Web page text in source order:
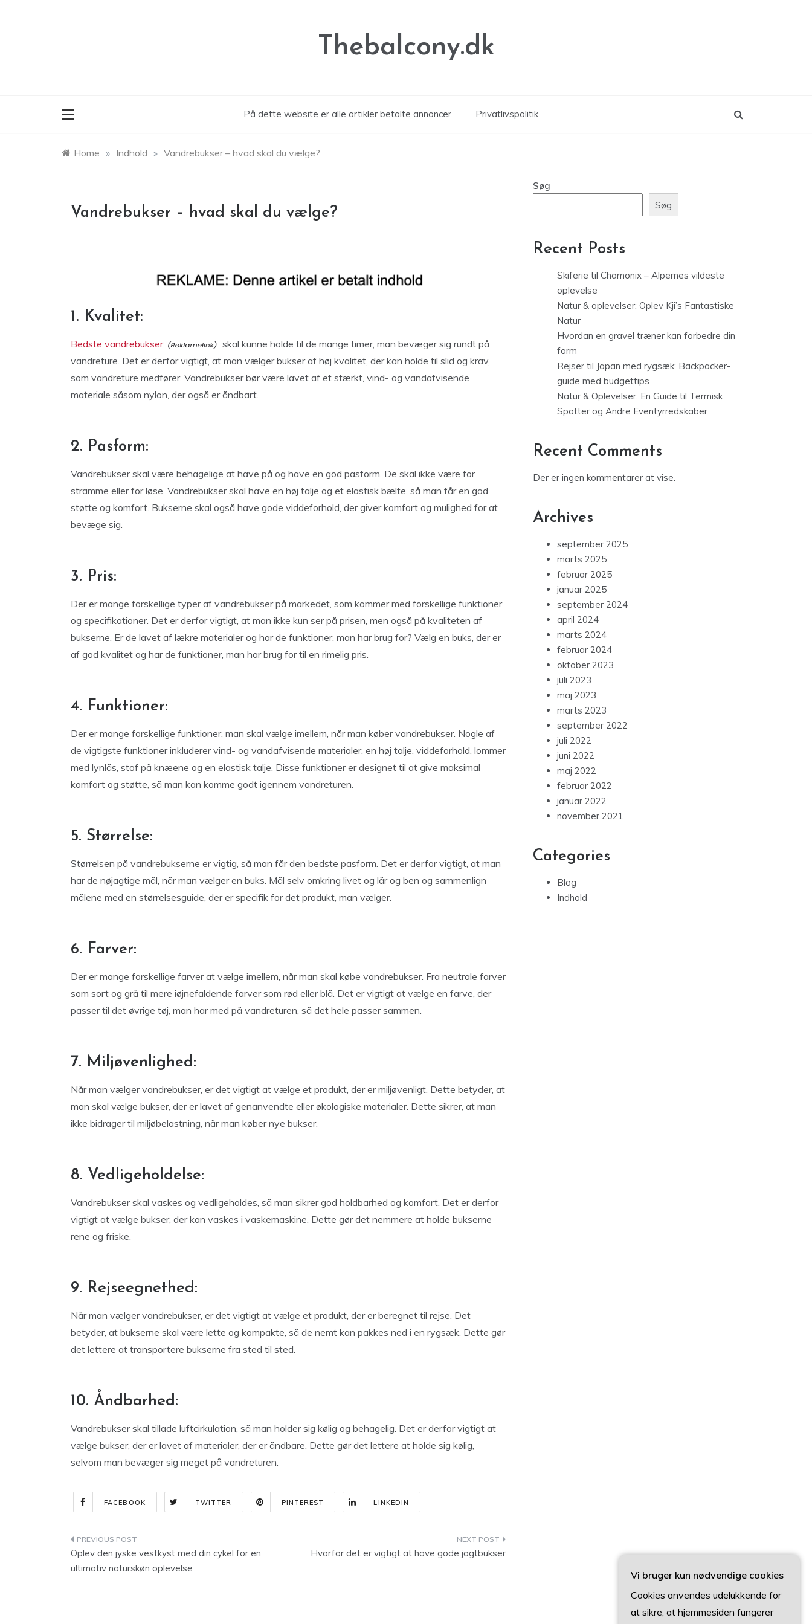
Thebalcony.dk
På dette website er alle artikler betalte annoncer Privatlivspolitik
Home » Indhold » Vandrebukser – hvad skal du vælge?
Vandrebukser – hvad skal du vælge?
1. Kvalitet:
Bedste vandrebukser
skal kunne holde til de mange timer, man bevæger sig rundt på
vandreture. Det er derfor vigtigt, at man vælger bukser af høj kvalitet, der kan holde til slid og krav,
som vandreture medfører. Vandrebukser bør være lavet af et stærkt, vind- og vandafvisende
materiale såsom nylon, der også er åndbart.
2. Pasform:
Vandrebukser skal være behagelige at have på og have en god pasform. De skal ikke være for
stramme eller for løse. Vandrebukser skal have en høj talje og et elastisk bælte, så man får en god
støtte og komfort. Bukserne skal også have gode viddeforhold, der giver komfort og mulighed for at
bevæge sig.
3. Pris:
Der er mange forskellige typer af vandrebukser på markedet, som kommer med forskellige funktioner
og specifikationer. Det er derfor vigtigt, at man ikke kun ser på prisen, men også på kvaliteten af
bukserne. Er de lavet af lækre materialer og har de funktioner, man har brug for? Vælg en buks, der er
af god kvalitet og har de funktioner, man har brug for til en rimelig pris.
4. Funktioner:
Der er mange forskellige funktioner, man skal vælge imellem, når man køber vandrebukser. Nogle af
de vigtigste funktioner inkluderer vind- og vandafvisende materialer, en høj talje, viddeforhold, lommer
med lynlås, stof på knæene og en elastisk talje. Disse funktioner er designet til at give maksimal
komfort og støtte, så man kan komme godt igennem vandreturen.
5. Størrelse:
Størrelsen på vandrebukserne er vigtig, så man får den bedste pasform. Det er derfor vigtigt, at man
har de nøjagtige mål, når man vælger en buks. Mål selv omkring livet og lår og ben og sammenlign
målene med en størrelsesguide, der er specifik for det produkt, man vælger.
6. Farver:
Der er mange forskellige farver at vælge imellem, når man skal købe vandrebukser. Fra neutrale farver
som sort og grå til mere iøjnefaldende farver som rød eller blå. Det er vigtigt at vælge en farve, der
passer til det øvrige tøj, man har med på vandreturen, så det hele passer sammen.
7. Miljøvenlighed:
Når man vælger vandrebukser, er det vigtigt at vælge et produkt, der er miljøvenligt. Dette betyder, at
man skal vælge bukser, der er lavet af genanvendte eller økologiske materialer. Dette sikrer, at man
ikke bidrager til miljøbelastning, når man køber nye bukser.
8. Vedligeholdelse:
Vandrebukser skal vaskes og vedligeholdes, så man sikrer god holdbarhed og komfort. Det er derfor
vigtigt at vælge bukser, der kan vaskes i vaskemaskine. Dette gør det nemmere at holde bukserne
rene og friske.
9. Rejseegnethed:
Når man vælger vandrebukser, er det vigtigt at vælge et produkt, der er beregnet til rejse. Det
betyder, at bukserne skal være lette og kompakte, så de nemt kan pakkes ned i en rygsæk. Dette gør
det lettere at transportere bukserne fra sted til sted.
10. Åndbarhed:
Vandrebukser skal tillade luftcirkulation, så man holder sig kølig og behagelig. Det er derfor vigtigt at
vælge bukser, der er lavet af materialer, der er åndbare. Dette gør det lettere at holde sig kølig,
selvom man bevæger sig meget på vandreturen.
FACEBOOK TWITTER PINTEREST LINKEDIN
Indlægsnavigation
Oplev den jyske vestkyst med din cykel for en
ultimativ naturskøn oplevelse
Hvorfor det er vigtigt at have gode jagtbukser
Søg
Søg
Recent Posts
Skiferie til Chamonix – Alpernes vildeste
oplevelse
Natur & oplevelser: Oplev Kji’s Fantastiske
Natur
Hvordan en gravel træner kan forbedre din
form
Rejser til Japan med rygsæk: Backpacker-
guide med budgettips
Natur & Oplevelser: En Guide til Termisk
Spotter og Andre Eventyrredskaber
Recent Comments
Der er ingen kommentarer at vise.
Archives
september 2025
marts 2025
februar 2025
januar 2025
september 2024
april 2024
marts 2024
februar 2024
oktober 2023
juli 2023
maj 2023
marts 2023
september 2022
juli 2022
juni 2022
maj 2022
februar 2022
januar 2022
november 2021
Categories
Blog
Indhold
Vi bruger kun nødvendige cookies
Cookies anvendes udelukkende for
at sikre, at hjemmesiden fungerer